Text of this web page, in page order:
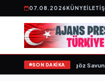
07.08.2026KÜNYE
SON DAKİKA
için gün sayıyor• Açıkgöz